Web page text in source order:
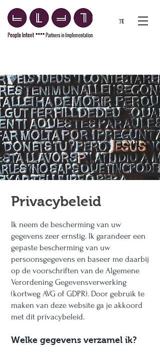
π
Privacybeleid
Ik neem de bescherming van uw
gegevens zeer ernstig. Ik garandeer een
gepaste bescherming van uw
persoonsgegevens en baseer me daarbij
op de voorschriften van de Algemene
Verordening Gegevensverwerking
(kortweg AVG of GDPR). Door gebruik te
maken van deze website ga je akkoord
met dit privacybeleid.
Welke gegevens verzamel ik?